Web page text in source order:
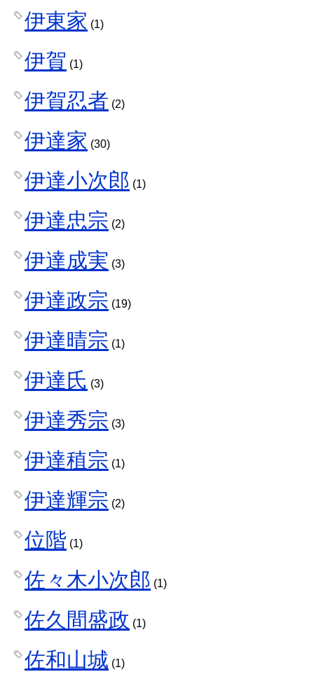
伊東家 (1)
伊賀 (1)
伊賀忍者 (2)
伊達家 (30)
伊達小次郎 (1)
伊達忠宗 (2)
伊達成実 (3)
伊達政宗 (19)
伊達晴宗 (1)
伊達氏 (3)
伊達秀宗 (3)
伊達稙宗 (1)
伊達輝宗 (2)
位階 (1)
佐々木小次郎 (1)
佐久間盛政 (1)
佐和山城 (1)